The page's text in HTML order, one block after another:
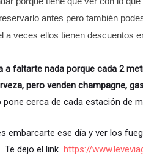
antes pero también
a veces ellos tienen descuentos
a faltarte nada porque cada 2
pero venden champagne,
pone cerca de cada estación de
embarcarte ese día y ver los
Te dejo el linkhttps://